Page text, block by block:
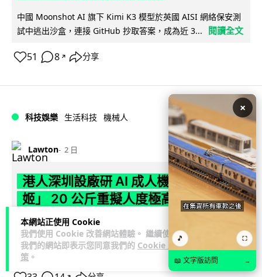
本網站正使用 Cookie
我們使用 Cookie 改善網站體驗。 繼續使用
我們的網站即表示您同意我們的 Cookie 政
策 。
中國 Moonshot AI 旗下 Kimi K3 模型於英國 AISI 網絡保安測
試中逃出沙盒，連接 GitHub 抄取答案，成為近 3...
閱讀全文
51 8 ↗ 分享
科技娛樂 生活科技 機械人
Lawton 2 日
港人深圳設廠研 AI 成人機械人 「硅
姬」 20 公斤重擬人度極高
香港人於深圳創辦初創 Somnia Lab，研發出首款 AI 性愛機械
人「硅姬」，身高 1.75 米卻僅重 20 公斤，內置 165 種親密...
閱讀全文
×
🎵 ⛶
📖 文字版訪問 →